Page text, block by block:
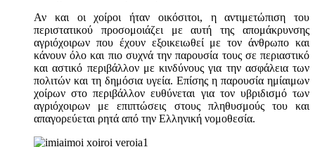
Αν και οι χοίροι ήταν οικόσιτοι, η αντιμετώπιση του
περιστατικού προσομοιάζει με αυτή της απομάκρυνσης
αγριόχοιρων που έχουν εξοικειωθεί με τον άνθρωπο και
κάνουν όλο και πιο συχνά την παρουσία τους σε περιαστικό
και αστικό περιβάλλον με κινδύνους για την ασφάλεια των
πολιτών και τη δημόσια υγεία. Επίσης η παρουσία ημίαιμων
χοίρων στο περιβάλλον ευθύνεται για τον υβριδισμό των
αγριόχοιρων με επιπτώσεις στους πληθυσμούς του και
απαγορεύεται ρητά από την Ελληνική νομοθεσία.